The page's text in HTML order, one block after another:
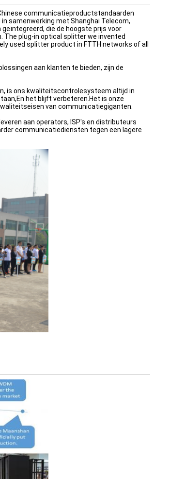
communicatieproductstandaarden
samenwerking met Shanghai Telecom,
die de hoogste prijs voor
The plug-in optical splitter we invented
used splitter product in FTTH networks of all
aan klanten te bieden, zijn de
is ons kwaliteitscontrolesysteem altijd in
het blijft verbeteren.Het is onze
van communicatiegiganten.
aan operators, ISP's en distributeurs
communicatiediensten tegen een lagere